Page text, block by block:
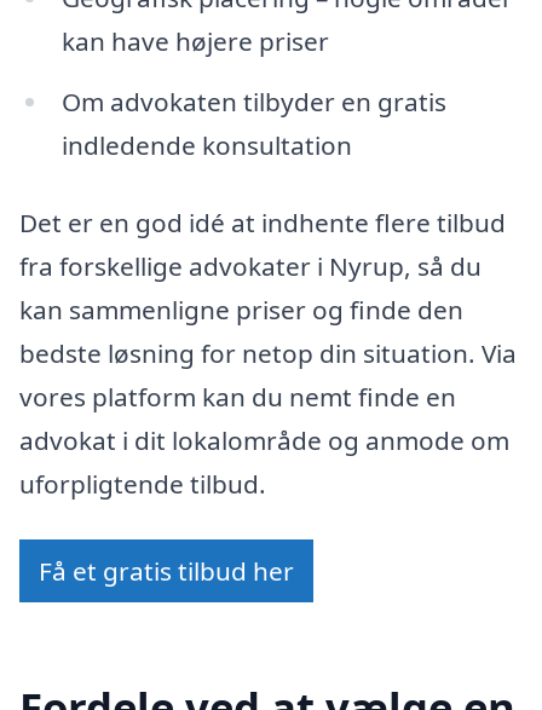
kan have højere priser
Om advokaten tilbyder en gratis
indledende konsultation
Det er en god idé at indhente flere tilbud
fra forskellige advokater i Nyrup, så du
kan sammenligne priser og finde den
bedste løsning for netop din situation. Via
vores platform kan du nemt finde en
advokat i dit lokalområde og anmode om
uforpligtende tilbud.
Få et gratis tilbud her